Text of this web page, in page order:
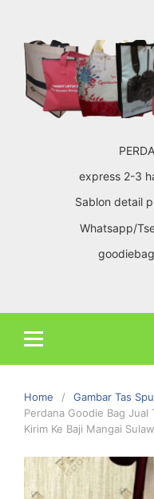
content
express 2-3
Sablon detail
Whatsapp/
Home
Gambar Tas
Perdana Goodie Bag
Kirim Ke Baji Mangai